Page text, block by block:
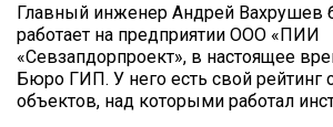
Главный инженер Андрей Вахрушев
работает на предприятии ООО «ПИИ
«Севзапдорпроект», в настоящее
Бюро ГИП. У него есть свой рейтинг
объектов, над которыми работал